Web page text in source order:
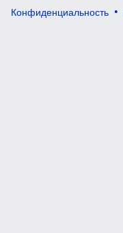
Конфиденциальность